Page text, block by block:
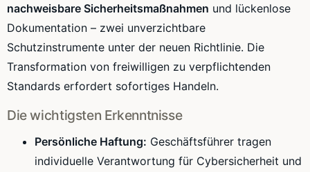
nachweisbare Sicherheitsmaßnahmen und lückenlose
Dokumentation – zwei unverzichtbare
Schutzinstrumente unter der neuen Richtlinie. Die
Transformation von freiwilligen zu verpflichtenden
Standards erfordert sofortiges Handeln.
Die wichtigsten Erkenntnisse
Persönliche Haftung: Geschäftsführer tragen
individuelle Verantwortung für Cybersicherheit und